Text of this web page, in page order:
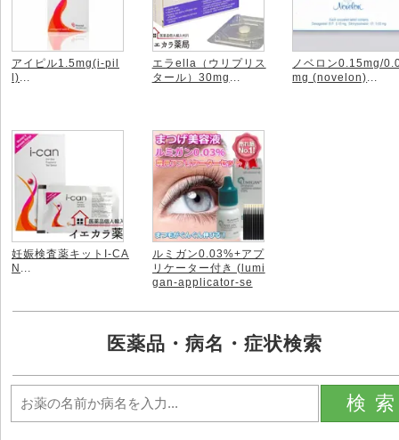
アイピル1.5mg(i-pil
l)
エラella（ウリプリス
タール）30mg
ノベロン0.15mg/
mg (novelon)
妊娠検査薬キットI-CA
N
ルミガン0.03%+アプ
リケーター付き (lumi
gan-applicator-se
医薬品・病名・症状検索
検